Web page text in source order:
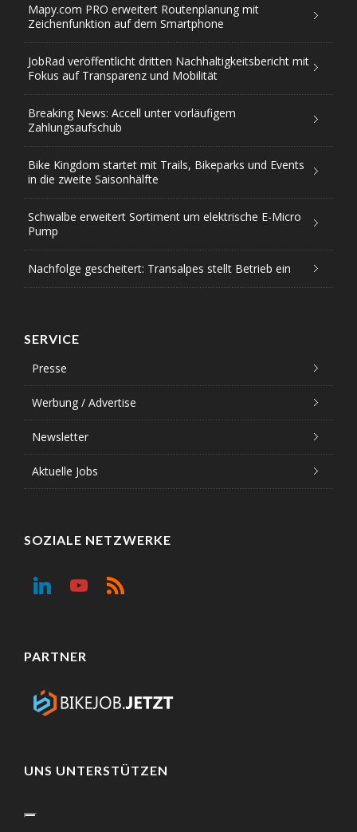
Mapy.com PRO erweitert Routenplanung mit
Zeichenfunktion auf dem Smartphone
JobRad veröffentlicht dritten Nachhaltigkeitsbericht mit
Fokus auf Transparenz und Mobilität
Breaking News: Accell unter vorläufigem
Zahlungsaufschub
Bike Kingdom startet mit Trails, Bikeparks und Events
in die zweite Saisonhälfte
Schwalbe erweitert Sortiment um elektrische E-Micro
Pump
Nachfolge gescheitert: Transalpes stellt Betrieb ein
SERVICE
Presse
Werbung / Advertise
Newsletter
Aktuelle Jobs
SOZIALE NETZWERKE
PARTNER
UNS UNTERSTÜTZEN